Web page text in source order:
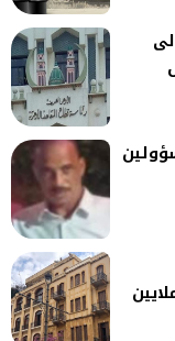
وإخلاء سبيل 3 مسؤولين